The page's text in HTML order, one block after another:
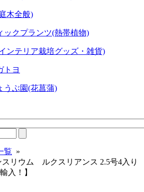
木全般)
ックプランツ(熱帯植物)
ンテリア栽培グッズ・雑貨)
トヨ
うぶ園(花菖蒲)
覧
スリウム ルクスリアンス 2.5号4入り
入！】